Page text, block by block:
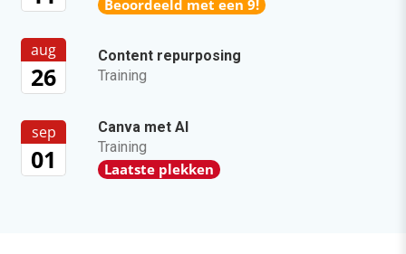
Beoordeeld met een 9!
aug
26
Content repurposing
Training
sep
01
Canva met AI
Training
Laatste plekken